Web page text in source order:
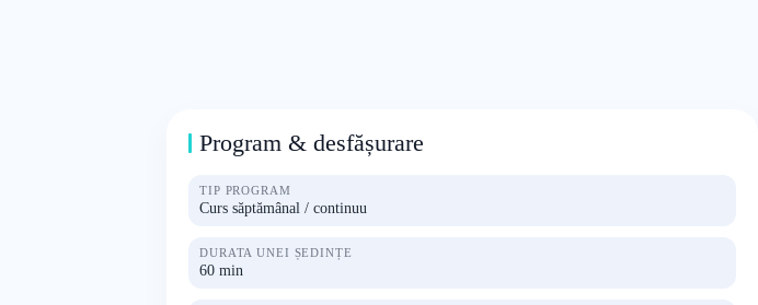
Program & desfășurare
TIP PROGRAM
Curs săptămânal / continuu
DURATA UNEI ȘEDINȚE
60 min